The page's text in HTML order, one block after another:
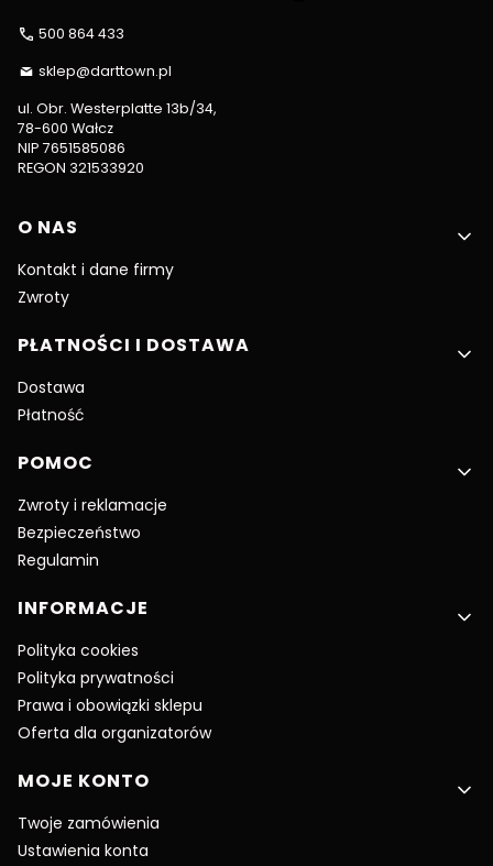
500 864 433
sklep@darttown.pl
ul. Obr. Westerplatte 13b/34,
78-600 Wałcz
NIP 7651585086
REGON 321533920
Linki w stopce
O NAS
Kontakt i dane firmy
Zwroty
PŁATNOŚCI I DOSTAWA
Dostawa
Płatność
POMOC
Zwroty i reklamacje
Bezpieczeństwo
Regulamin
INFORMACJE
Polityka cookies
Polityka prywatności
Prawa i obowiązki sklepu
Oferta dla organizatorów
MOJE KONTO
Twoje zamówienia
Ustawienia konta